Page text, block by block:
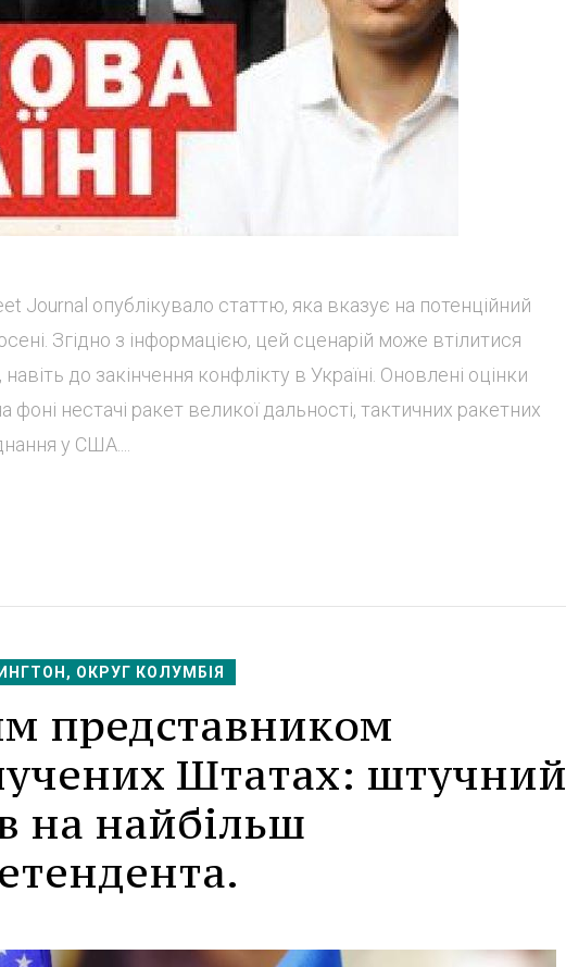
Journal опублікувало статтю, яка вказує на потенційний
Згідно з інформацією, цей сценарій може втілитися
до закінчення конфлікту в Україні. Оновлені оцінки
нестачі ракет великої дальності, тактичних ракетних
у США....
ОКРУГ КОЛУМБІЯ
представником
Штатах: штучний
на найбільш